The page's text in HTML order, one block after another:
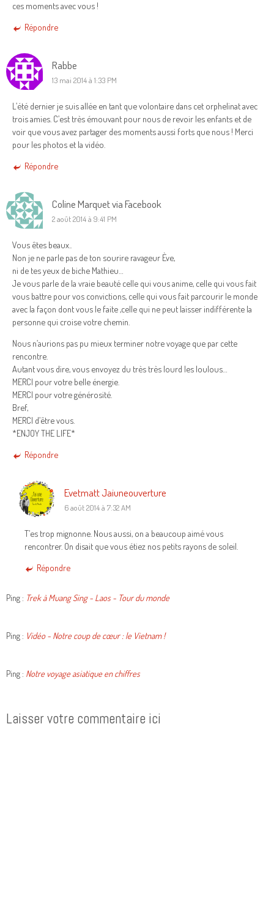
ces moments avec vous !
Répondre
Rabbe
13 mai 2014 à 1:33 PM
L’été dernier je suis allée en tant que volontaire dans cet orphelinat avec
trois amies. C’est très émouvant pour nous de revoir les enfants et de
voir que vous avez partager des moments aussi forts que nous ! Merci
pour les photos et la vidéo.
Répondre
Coline Marquet via Facebook
2 août 2014 à 9:41 PM
Vous êtes beaux..
Non je ne parle pas de ton sourire ravageur Ève,
ni de tes yeux de biche Mathieu…
Je vous parle de la vraie beauté celle qui vous anime, celle qui vous fait
vous battre pour vos convictions, celle qui vous fait parcourir le monde
avec la façon dont vous le faite ,celle qui ne peut laisser indifférente la
personne qui croise votre chemin.
Nous n’aurions pas pu mieux terminer notre voyage que par cette
rencontre.
Autant vous dire, vous envoyez du très très lourd les loulous…
MERCI pour votre belle énergie.
MERCI pour votre générosité.
Bref,
MERCI d’être vous.
*ENJOY THE LIFE*
Répondre
Evetmatt Jaiuneouverture
6 août 2014 à 7:32 AM
T’es trop mignonne. Nous aussi, on a beaucoup aimé vous
rencontrer. On disait que vous étiez nos petits rayons de soleil.
Répondre
Ping : Trek à Muang Sing - Laos - Tour du monde
Ping : Vidéo - Notre coup de cœur : le Vietnam !
Ping : Notre voyage asiatique en chiffres
Laisser votre commentaire ici